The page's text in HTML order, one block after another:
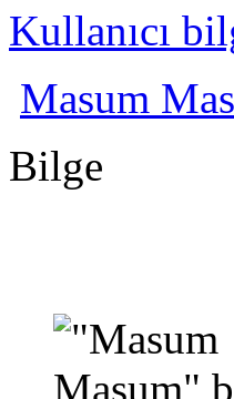
Kullanıcı
Masum
Bilge